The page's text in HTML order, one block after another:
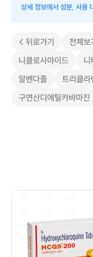
상세 정보에서 성분, 사용
< 뒤로가기 전체보
니클로사마이드
니
알벤다졸
트리클라
구연산디에틸카바마진